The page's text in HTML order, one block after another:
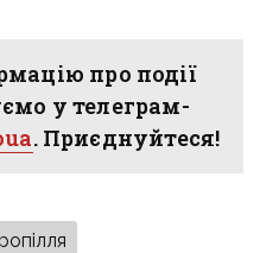
про події
у телеграм-
. Приєднуйтеся!